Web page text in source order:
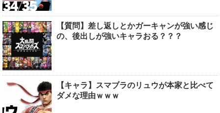
【質問】差し返しとかガーキャンが強い感じ
の、後出しが強いキャラおる？？？
【キャラ】スマブラのリュウが本家と比べて
ダメな理由ｗｗｗ